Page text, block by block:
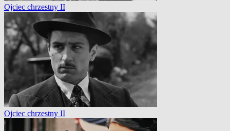
Ojciec chrzestny II
Ojciec chrzestny II